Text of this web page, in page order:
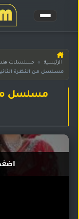
الرئيسية
مسلسلات
المترجمة
مدبلجة
الرئيسية » مسلسلات
مسلسل من النظرة الثانية حلقة